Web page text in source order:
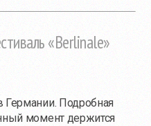
«Berlinale»
Подробная
момент держится